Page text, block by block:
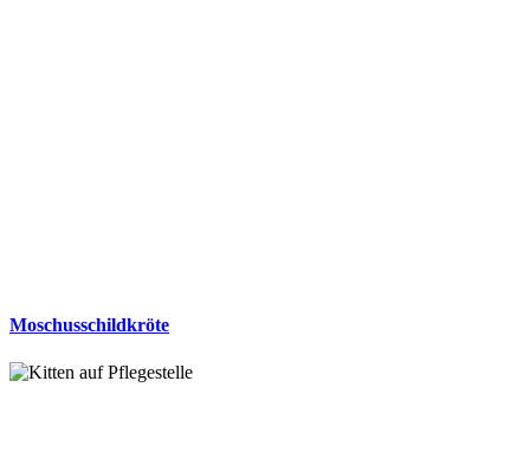
Moschusschildkröte